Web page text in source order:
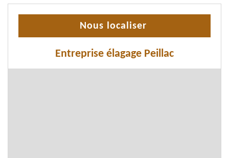
Nous localiser
Entreprise élagage Peillac